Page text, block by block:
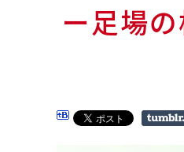
ー足場